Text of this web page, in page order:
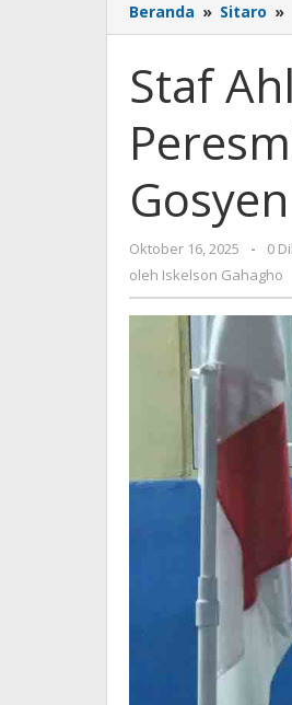
Beranda » Sitaro »
Staf
Oktober 16, 2025
oleh
-
0
oleh Iskelson Gahagho